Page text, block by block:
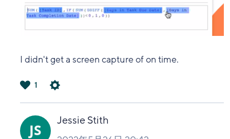
I didn't get a screen capture of on time.
い
1
Jessie Stith